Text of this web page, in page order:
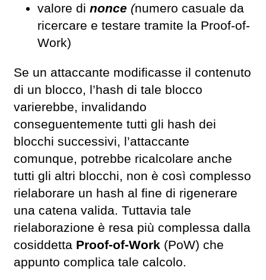
valore di nonce (numero casuale da
ricercare e testare tramite la Proof-of-
Work)
Se un attaccante modificasse il contenuto
di un blocco, l’hash di tale blocco
varierebbe, invalidando
conseguentemente tutti gli hash dei
blocchi successivi, l’attaccante
comunque, potrebbe ricalcolare anche
tutti gli altri blocchi, non è così complesso
rielaborare un hash al fine di rigenerare
una catena valida. Tuttavia tale
rielaborazione è resa più complessa dalla
cosiddetta Proof-of-Work (PoW) che
appunto complica tale calcolo.